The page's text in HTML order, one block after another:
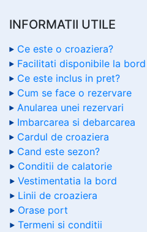
INFORMATII UTILE
Ce este o croaziera?
Facilitati disponibile la bord
Ce este inclus in pret?
Cum se face o rezervare
Anularea unei rezervari
Imbarcarea si debarcarea
Cardul de croaziera
Cand este sezon?
Conditii de calatorie
Vestimentatia la bord
Linii de croaziera
Orase port
Termeni si conditii